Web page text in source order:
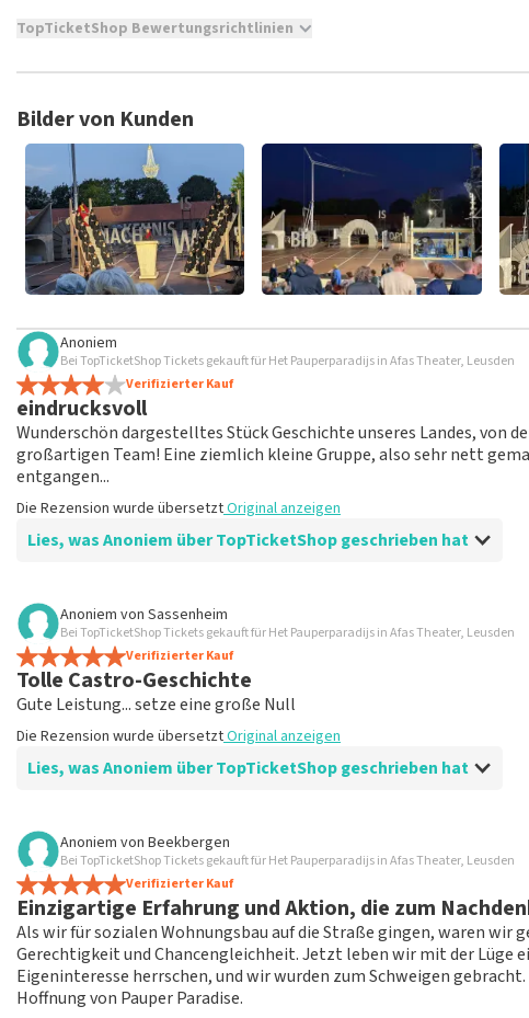
TopTicketShop Bewertungsrichtlinien
TopTicketShop sammelt Bewertungen von echten Kunden. Es ist
veröffentlicht. Es kann einige Wochen dauern, bis eine Bewertung
Bilder von Kunden
Anoniem
Bei TopTicketShop Tickets gekauft für Het Pauperparadijs in Afas Theater, Leusden
Verifizierter Kauf
eindrucksvoll
Wunderschön dargestelltes Stück Geschichte unseres Landes, von
großartigen Team! Eine ziemlich kleine Gruppe, also sehr nett
entgangen...
Die Rezension wurde übersetztOriginal anzeigen
Lies, was Anoniem über TopTicketShop geschrieben hat
Bewertung von Anoniem über
Fein
Die Rezension wurde übersetzt
Anoniem von Sassenheim
Bei TopTicketShop Tickets gekauft für Het Pauperparadijs in Afas Theater, Leusden
Verifizierter Kauf
Tolle Castro-Geschichte
Gute Leistung... setze eine große Null
Die Rezension wurde übersetztOriginal anzeigen
Lies, was Anoniem über TopTicketShop geschrieben hat
Bewertung von Anoniem über
Schlechte Sitze für 90€ pro Person
Zum zweiten Mal 54€ Tickets zurückgegeben... Ich fühle mich
Die Rezension wurde übersetzt Original anzeigen
Beste klant, Bedankt voor het schrijven van een review op onze
Antwort von TopTicketShop
Anoniem von Beekbergen
Bei TopTicketShop Tickets gekauft für Het Pauperparadijs in Afas Theater, Leusden
Verifizierter Kauf
Einzigartige Erfahrung und Aktion, die zum
Als wir für sozialen Wohnungsbau auf die Straße gingen, waren
Gerechtigkeit und Chancengleichheit. Jetzt leben wir mit der Lüge
Eigeninteresse herrschen, und wir wurden zum Schweigen
Hoffnung von Pauper Paradise.